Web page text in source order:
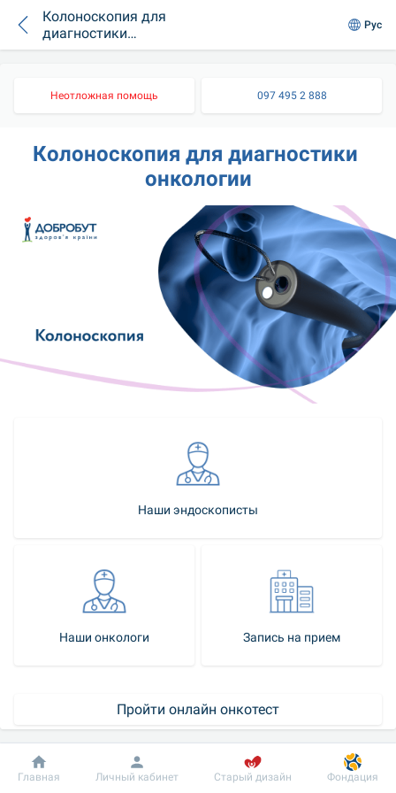
Колоноскопия для
диагностики
онкологии
Рус
Неотложная помощь 097 495 2 888
Колоноскопия для диагностики
онкологии
Наши эндоскописты
Наши онкологи Запись на прием
Пройти онлайн онкотест
Календарь скринингов
Как стать нашим пациентом
Добробут Информация Пациенту
Главная Личный кабинет Старый дизайн Фондация